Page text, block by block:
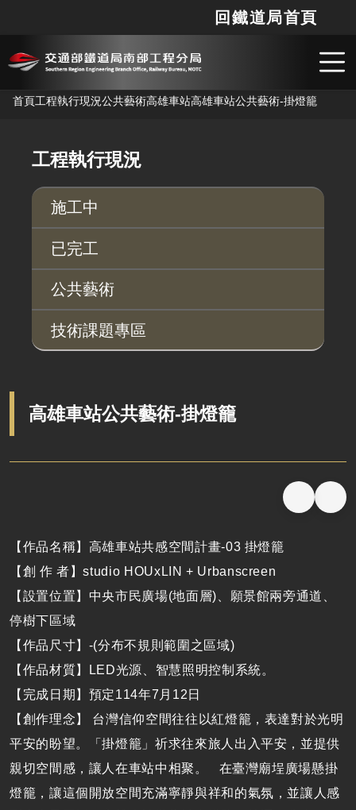
跳到主要內容
回鐵道局首頁
首頁工程執行現況公共藝術高雄車站高雄車站公共藝術-掛燈籠
工程執行現況
施工中
已完工
公共藝術
技術課題專區
高雄車站公共藝術-掛燈籠
【作品名稱】高雄車站共感空間計畫-03 掛燈籠
【創 作 者】studio HOUxLIN + Urbanscreen
【設置位置】中央市民廣場(地面層)、願景館兩旁通道、
停樹下區域
【作品尺寸】-(分布不規則範圍之區域)
【作品材質】LED光源、智慧照明控制系統。
【完成日期】預定114年7月12日
【創作理念】 台灣信仰空間往往以紅燈籠，表達對於光明
平安的盼望。「掛燈籠」祈求往來旅人出入平安，並提供
親切空間感，讓人在車站中相聚。 在臺灣廟埕廣場懸掛
燈籠，讓這個開放空間充滿寧靜與祥和的氣氛，並讓人感